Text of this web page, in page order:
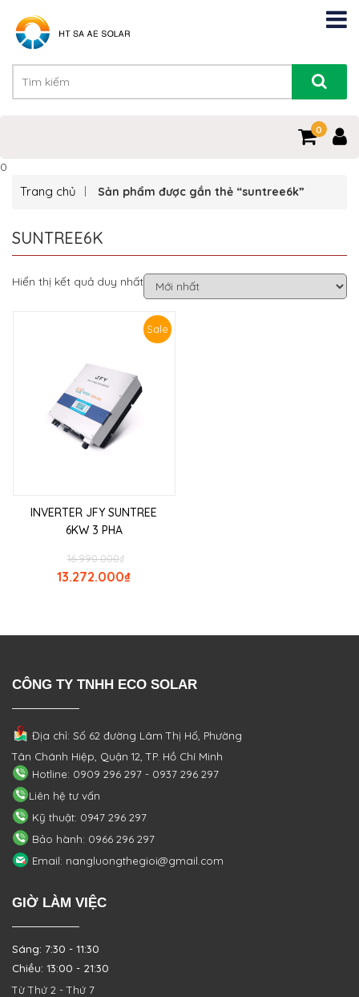
0
0
Trang chủ Sản phẩm được gắn thẻ “suntree6k”
SUNTREE6K
Hiển thị kết quả duy nhất
Sale
INVERTER JFY SUNTREE
6KW 3 PHA
₫
16.990.000
₫
13.272.000
CÔNG TY TNHH ECO SOLAR
Địa chỉ: Số 62 đường Lâm Thị Hố, Phường
Tân Chánh Hiệp, Quận 12, TP. Hồ Chí Minh
Hotline: 0909 296 297 - 0937 296 297
Liên hệ tư vấn
Kỹ thuật: 0947 296 297
Bảo hành: 0966 296 297
Email: nangluongthegioi@gmail.com
GIỜ LÀM VIỆC
Sáng: 7:30 - 11:30
Chiều: 13:00 - 21:30
Từ Thứ 2 - Thứ 7